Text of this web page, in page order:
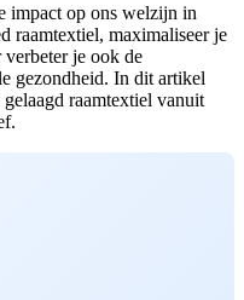
impact op ons welzijn in
raamtextiel, maximaliseer je
je ook de
gezondheid. In dit artikel
raamtextiel vanuit